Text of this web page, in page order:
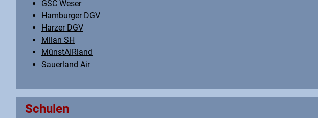
GSC Weser
Hamburger DGV
Harzer DGV
Milan SH
MünstAIRland
Sauerland Air
Schulen